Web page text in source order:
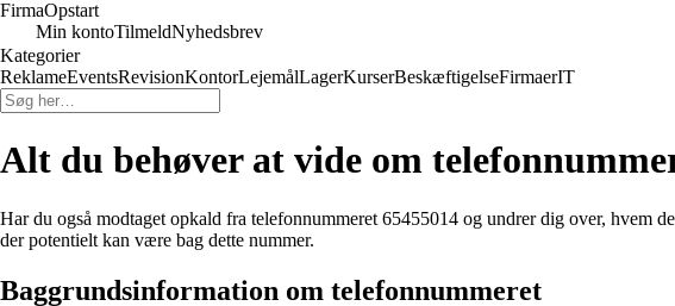
FirmaOpstart
Min kontoTilmeldNyhedsbrev
Kategorier
ReklameEventsRevisionKontorLejemålLagerKurserBeskæftigelseFirmaerIT
Alt du behøver at vide om
Har du også modtaget opkald fra telefonnummeret 65455014 og undrer dig over, hvem
der potentielt kan være bag dette nummer.
Baggrundsinformation om telefonnummeret